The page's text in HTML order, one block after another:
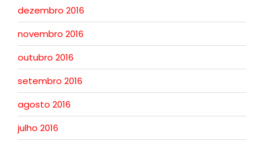
dezembro 2016
novembro 2016
outubro 2016
setembro 2016
agosto 2016
julho 2016